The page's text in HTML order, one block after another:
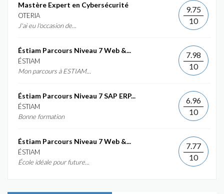
Mastère Expert en Cybersécurité
OTERIA
J'ai eu l'occasion de...
9.75
10
Éstiam Parcours Niveau 7 Web &...
ÉSTIAM
Mon parcours à ESTIAM...
7.98
10
Éstiam Parcours Niveau 7 SAP ERP...
ÉSTIAM
Bonne formation
6.96
10
Éstiam Parcours Niveau 7 Web &...
ÉSTIAM
École idéale pour future...
7.77
10